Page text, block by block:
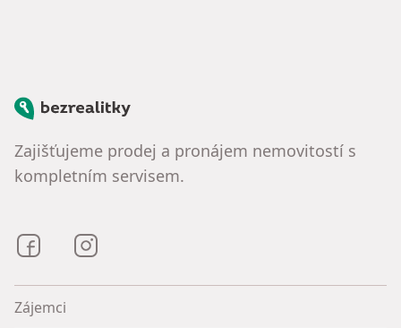
Bezrealitky
Zajišťujeme prodej a pronájem nemovitostí s
kompletním servisem.
Bezrealitky na Facebooku
Zájemci